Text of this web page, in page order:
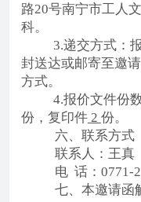
路20号南宁市工人
科。
3.递交方式：
封送达或邮寄至邀
方式。
4.报价文件份
份，复印件 2 份。
六、联系方式
联系人：王真
电 话： 0771-
七、本邀请函